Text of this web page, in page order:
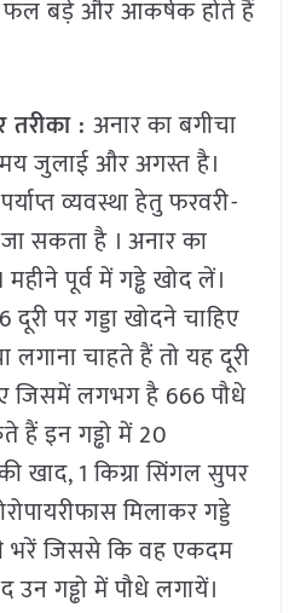
फल बड़े और आकर्षक होते हैं
: अनार का बगीचा
जुलाई और अगस्त है।
व्यवस्था हेतु फरवरी-
सकता है । अनार का
पूर्व में गड्ढे खोद लें।
पर गड्डा खोदने चाहिए
चाहते हैं तो यह दूरी
जिसमें लगभग है 666 पौधे
हैं इन गड्ढो में 20
खाद, 1 किग्रा सिंगल सुपर
मिलाकर गड्डे
भरें जिससे कि वह एकदम
गड्ढो में पौधे लगायें।